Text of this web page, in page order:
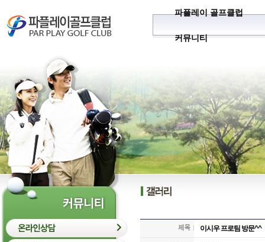
파플레이 골프클럽
커뮤니티
이시우 프로팀 방문^^